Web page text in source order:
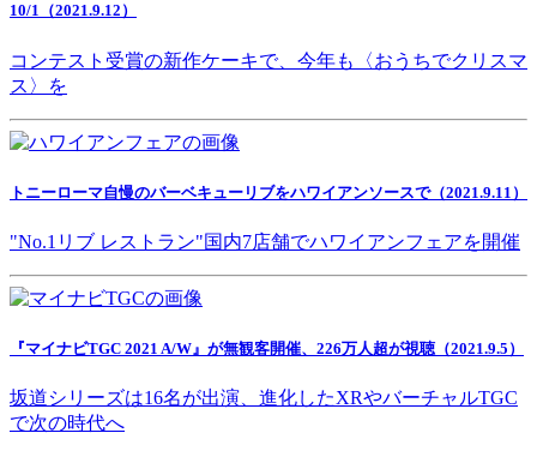
10/1（2021.9.12）
コンテスト受賞の新作ケーキで、今年も〈おうちでクリスマ
ス〉を
トニーローマ自慢のバーベキューリブをハワイアンソースで（2021.9.11）
"No.1リブ レストラン"国内7店舗でハワイアンフェアを開催
『マイナビTGC 2021 A/W』が無観客開催、226万人超が視聴（2021.9.5）
坂道シリーズは16名が出演、進化したXRやバーチャルTGC
で次の時代へ